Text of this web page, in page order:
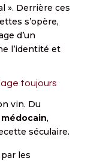
». Derrière ces
s’opère,
d’un
l’identité et
toujours
vin. Du
,
séculaire.
les